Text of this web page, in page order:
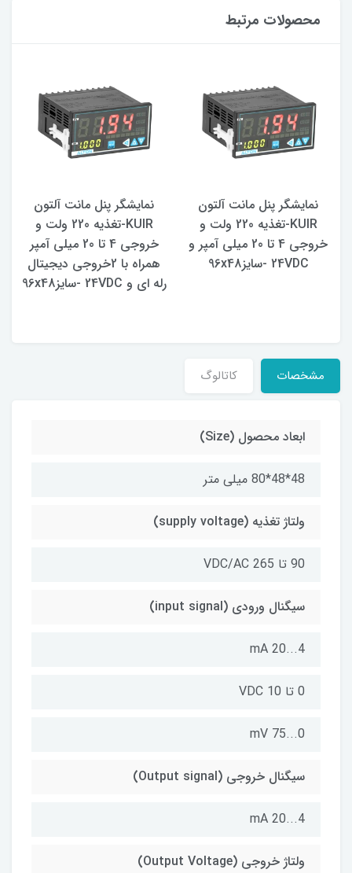
محصولات مرتبط
نمایشگر پنل مانت آلتون
KUIR-تغذیه 220 ولت و
خروجی 4 تا 20 میلی آمپر و
24VDC -سایز96x48
نمایشگر پنل مانت آلتون
KUIR-تغذیه 220 ولت و
خروجی 4 تا 20 میلی آمپر
همراه با 2خروجی دیجیتال
رله ای و 24VDC -سایز96x48
مشخصات کاتالوگ
ابعاد محصول (Size)
48*48*80 میلی متر
ولتاژ تغذیه (supply voltage)
90 تا 265 VDC/AC
سیگنال ورودی (input signal)
4...20 mA
0 تا 10 VDC
0...75 mV
سیگنال خروجی (Output signal)
4...20 mA
ولتاژ خروجی (Output Voltage)